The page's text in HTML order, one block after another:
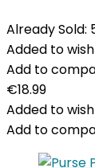
Already Sold:
Added to
Add to
€18.99
Added to
Add to